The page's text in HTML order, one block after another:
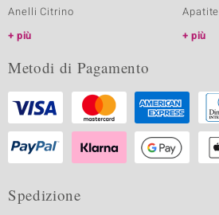
Anelli Citrino
più
Apatite
più
Metodi di Pagamento
Spedizione